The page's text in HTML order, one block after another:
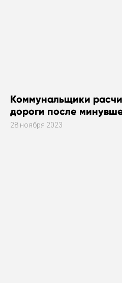
Коммунальщики
дороги после
28 ноября 2023